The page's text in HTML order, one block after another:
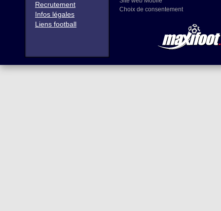
Recrutement
Infos légales
Liens football
Choix de consentement